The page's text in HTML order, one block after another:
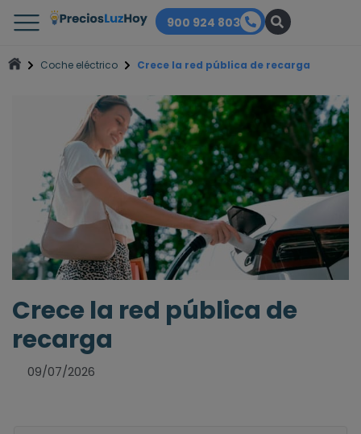
900 924 803
Coche eléctrico Crece la red pública de recarga
Crece la red pública de
recarga
09/07/2026